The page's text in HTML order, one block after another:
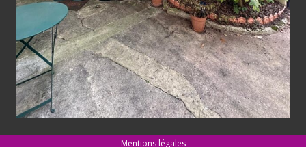
Mentions légales